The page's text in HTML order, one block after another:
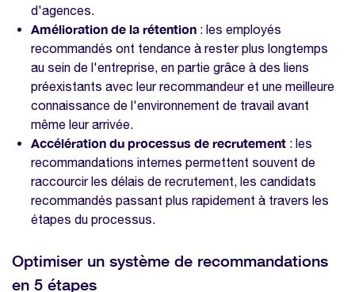
d'agences.
Amélioration de la rétention : les employés
recommandés ont tendance à rester plus longtemps
au sein de l'entreprise, en partie grâce à des liens
préexistants avec leur recommandeur et une meilleure
connaissance de l'environnement de travail avant
même leur arrivée.
Accélération du processus de recrutement : les
recommandations internes permettent souvent de
raccourcir les délais de recrutement, les candidats
recommandés passant plus rapidement à travers les
étapes du processus.
Optimiser un système de recommandations
en 5 étapes